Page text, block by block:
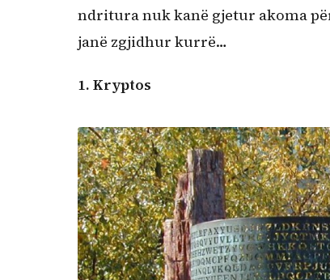
ndritura nuk kanë gjetur akoma
janë zgjidhur kurrë…
1. Kryptos